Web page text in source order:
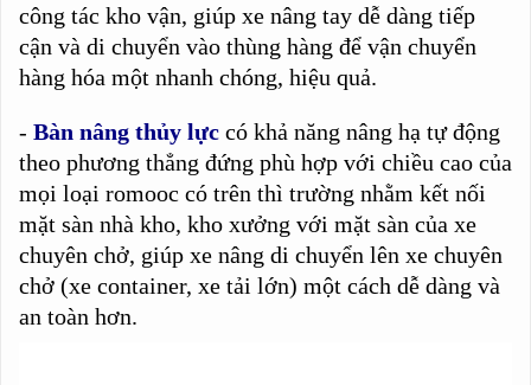
công tác kho vận, giúp xe nâng tay dễ dàng tiếp
cận và di chuyển vào thùng hàng để vận chuyển
hàng hóa một nhanh chóng, hiệu quả.
- Bàn nâng thủy lực có khả năng nâng hạ tự động
theo phương thẳng đứng phù hợp với chiều cao của
mọi loại romooc có trên thì trường nhằm kết nối
mặt sàn nhà kho, kho xưởng với mặt sàn của xe
chuyên chở, giúp xe nâng di chuyển lên xe chuyên
chở (xe container, xe tải lớn) một cách dễ dàng và
an toàn hơn.